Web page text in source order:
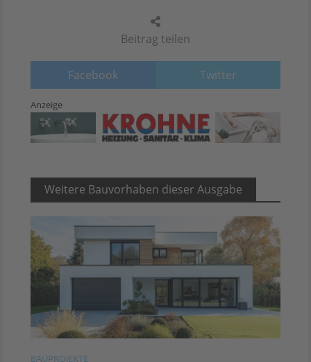
Beitrag teilen
Facebook Twitter
Anzeige
Weitere Bauvorhaben dieser Ausgabe
BAUPROJEKTE